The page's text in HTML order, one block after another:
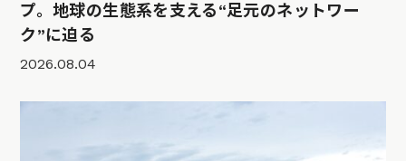
プ。地球の生態系を支える“足元のネットワー
ク”に迫る
2026.08.04